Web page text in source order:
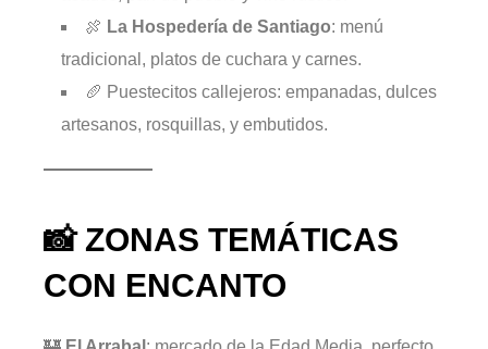
🍖 La Hospedería de Santiago: menú
tradicional, platos de cuchara y carnes.
🥖 Puestecitos callejeros: empanadas, dulces
artesanos, rosquillas, y embutidos.
📸 ZONAS TEMÁTICAS
CON ENCANTO